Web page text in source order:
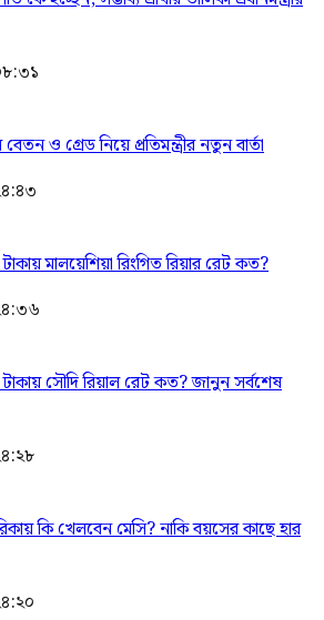
বেতন ও গ্রেড নিয়ে প্রতিমন্ত্রীর নতুন বার্তা
মালয়েশিয়া রিংগিত রিয়ার রেট কত?
সৌদি রিয়াল রেট কত? জানুন সর্বশেষ
কি খেলবেন মেসি? নাকি বয়সের কাছে হার